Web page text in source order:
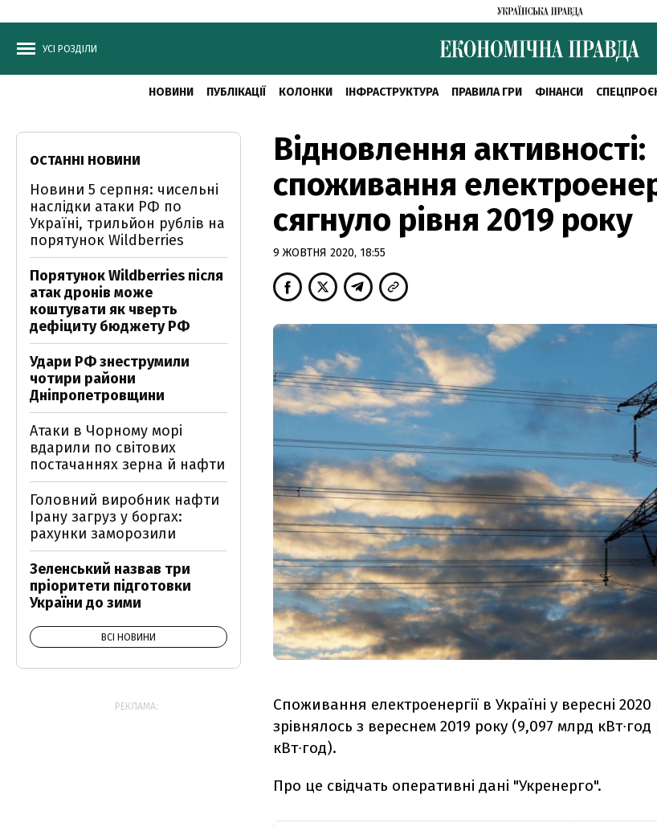
УСІ РОЗДІЛИ
НОВИНИ ПУБЛІКАЦІЇ КОЛОНКИ ІНФРАСТРУКТУРА ПРАВИЛА ГРИ ФІНАНСИ
Відновлення активності:
споживання
сягнуло рівня 2019 року
9 ЖОВТНЯ 2020, 18:55
Споживання електроенергії в Україні у вересні
зрівнялось з вереснем 2019 року (9,097 млрд
кВт∙год).
Про це свідчать оперативні дані "Укренерго".
ОСТАННІ НОВИНИ
Новини 5 серпня: чисельні
наслідки атаки РФ по
Україні, трильйон рублів на
порятунок Wildberries
Порятунок Wildberries після
атак дронів може
коштувати як чверть
дефіциту бюджету РФ
Удари РФ знеструмили
чотири райони
Дніпропетровщини
Атаки в Чорному морі
вдарили по світових
постачаннях зерна й нафти
Головний виробник нафти
Ірану загруз у боргах:
рахунки заморозили
Зеленський назвав три
пріоритети підготовки
України до зими
ВСІ НОВИНИ
РЕКЛАМА: